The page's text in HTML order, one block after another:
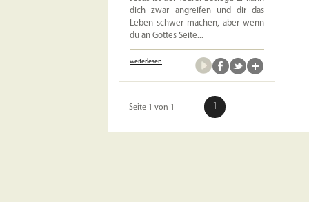
dich zwar angreifen und dir das
Leben schwer machen, aber wenn
du an Gottes Seite...
weiterlesen
Seite 1 von 1 1